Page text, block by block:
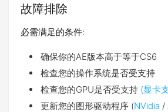
故障排除
必需满足的条件:
确保你的AE版本高于等于CS6
检查您的操作系统是否受支持
检查您的GPU是否受支持 (显卡
更新您的图形驱动程序 (NVidia /